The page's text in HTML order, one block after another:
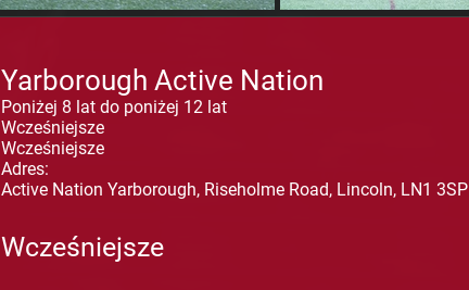
Yarborough Active Nation
Poniżej 8 lat do poniżej 12 lat
Wcześniejsze
Wcześniejsze
Adres:
Active Nation Yarborough, Riseholme Road, Lincoln, LN1 3SP
Wcześniejsze